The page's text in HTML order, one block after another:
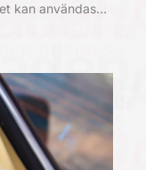
kan användas…